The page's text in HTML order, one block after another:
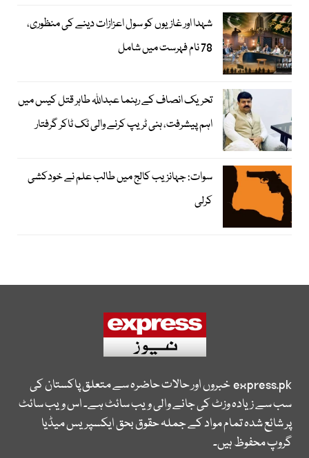
شہدا اور غازیوں کو سول اعزازات دینے کی منظوری،
78 نام فہرست میں شامل
تحریک انصاف کے رہنما عبداللہ طاہر قتل کیس میں
اہم پیشرفت، ہنی ٹریپ کرنے والی ٹک ٹاکر گرفتار
سوات: جہانزیب کالج میں طالب علم نے خودکشی
کرلی
express.pkخبروں اور حالات حاضرہ سے متعلق پاکستان کی
سب سے زیادہ وزٹ کی جانے والی ویب سائٹ ہے۔ اس ویب سائٹ
پر شائع شدہ تمام مواد کے جملہ حقوق بحق ایکسپریس میڈیا
گروپ محفوظ ہیں۔